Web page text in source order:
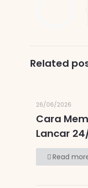
Related
26/06/2026
Cara
Lancar
Read